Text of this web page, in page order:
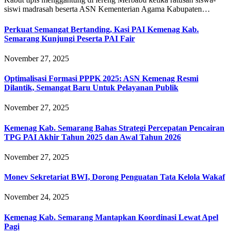
siswi madrasah beserta ASN Kementerian Agama Kabupaten…
Perkuat Semangat Bertanding, Kasi PAI Kemenag Kab.
Semarang Kunjungi Peserta PAI Fair
November 27, 2025
Optimalisasi Formasi PPPK 2025: ASN Kemenag Resmi
Dilantik, Semangat Baru Untuk Pelayanan Publik
November 27, 2025
Kemenag Kab. Semarang Bahas Strategi Percepatan Pencairan
TPG PAI Akhir Tahun 2025 dan Awal Tahun 2026
November 27, 2025
Monev Sekretariat BWI, Dorong Penguatan Tata Kelola Wakaf
November 24, 2025
Kemenag Kab. Semarang Mantapkan Koordinasi Lewat Apel
Pagi